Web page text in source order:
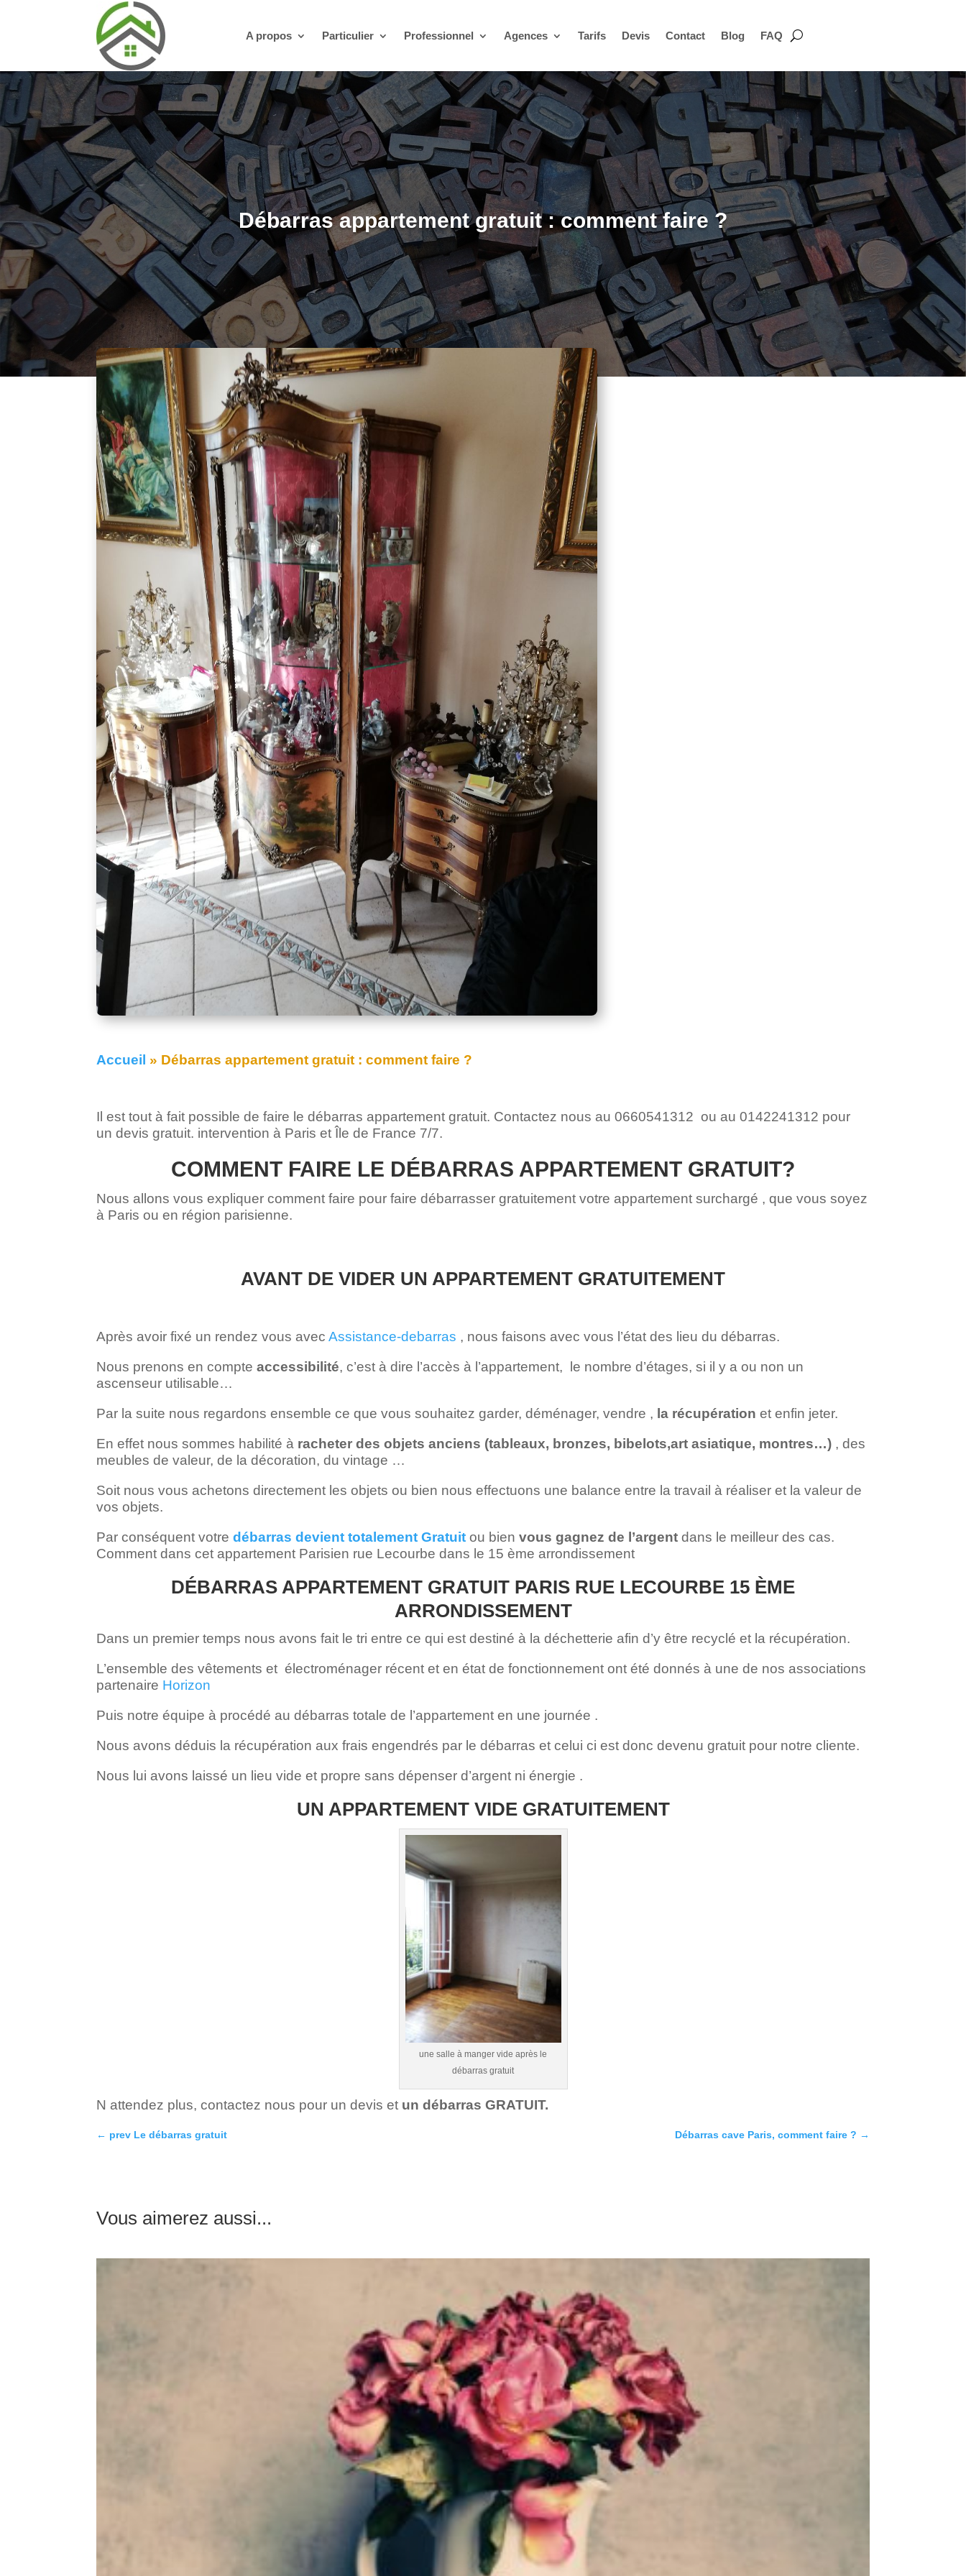
A propos Particulier Professionnel Agences Tarifs Devis Contact Blog FAQ
Débarras appartement gratuit : comment faire ?
Accueil » Débarras appartement gratuit : comment faire ?
Il est tout à fait possible de faire le débarras appartement gratuit. Contactez nous au 0660541312 ou au 0142241312 pour
un devis gratuit. intervention à Paris et Île de France 7/7.
COMMENT FAIRE LE DÉBARRAS APPARTEMENT GRATUIT?
Nous allons vous expliquer comment faire pour faire débarrasser gratuitement votre appartement surchargé , que vous soyez
à Paris ou en région parisienne.
AVANT DE VIDER UN APPARTEMENT GRATUITEMENT
Après avoir fixé un rendez vous avecAssistance-debarras , nous faisons avec vous l’état des lieu du débarras.
Nous prenons en compteaccessibilité, c’est à dire l’accès à l’appartement, le nombre d’étages, si il y a ou non un
ascenseur utilisable…
Par la suite nous regardons ensemble ce que vous souhaitez garder, déménager, vendre , la récupération et enfin jeter.
En effet nous sommes habilité à racheter des objets anciens (tableaux, bronzes, bibelots,art asiatique, montres…) , des
meubles de valeur, de la décoration, du vintage …
Soit nous vous achetons directement les objets ou bien nous effectuons une balance entre la travail à réaliser et la valeur de
vos objets.
Par conséquent votredébarras devient totalement Gratuit ou bienvous gagnez de l’argent dans le meilleur des cas.
Comment dans cet appartement Parisien rue Lecourbe dans le 15 ème arrondissement
DÉBARRAS APPARTEMENT GRATUIT PARIS RUE LECOURBE 15 ÈME
ARRONDISSEMENT
Dans un premier temps nous avons fait le tri entre ce qui est destiné à la déchetterie afin d’y être recyclé et la récupération.
L’ensemble des vêtements et électroménager récent et en état de fonctionnement ont été donnés à une de nos associations
partenaire Horizon
Puis notre équipe à procédé au débarras totale de l’appartement en une journée .
Nous avons déduis la récupération aux frais engendrés par le débarras et celui ci est donc devenu gratuit pour notre cliente.
Nous lui avons laissé un lieu vide et propre sans dépenser d’argent ni énergie .
UN APPARTEMENT VIDE GRATUITEMENT
une salle à manger vide après le
débarras gratuit
N attendez plus, contactez nous pour un devis et un débarras GRATUIT.
← prev Le débarras gratuit Débarras cave Paris, comment faire ? →
Vous aimerez aussi...